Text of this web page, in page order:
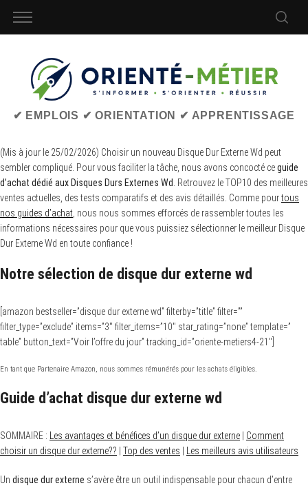
✔ EMPLOIS ✔ ORIENTATION ✔ APPRENTISSAGE
(Mis à jour le 25/02/2026) Choisir un nouveau Disque Dur Externe Wd peut
sembler compliqué. Pour vous faciliter la tâche, nous avons concocté ceguide
d’achat dédié aux Disques Durs Externes Wd
. Retrouvez le TOP10 des meilleures
ventes actuelles, des tests comparatifs et des avis détaillés. Comme pourtous
nos guides d’achat , nous nous sommes efforcés de rassembler toutes les
informations nécessaires pour que vous puissiez sélectionner le meilleur Disque
Dur Externe Wd en toute confiance !
Notre sélection de disque dur externe wd
[amazon bestseller=”disque dur externe wd” filterby=”title” filter=””
filter_type=”exclude” items=”3″ filter_items=”10″ star_rating=”none” template=”
table” button_text=”Voir l’offre du jour” tracking_id=”oriente-metiers4-21″]
En tant que Partenaire Amazon, nous sommes rémunérés pour les achats éligibles.
Guide d’achat disque dur externe wd
SOMMAIRE : Les avantages et bénéfices d’un disque dur externe
Comment
choisir un disque dur externe??
Top des ventes Les meilleurs avis utilisateurs
Un disque dur externe s’avère être un outil indispensable pour chacun d’entre